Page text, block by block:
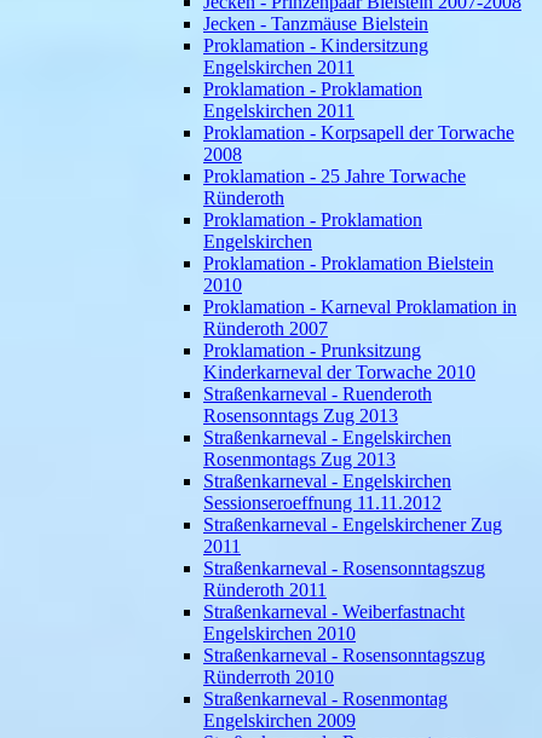
Jecken - Tanzmäuse Bielstein
Proklamation - Kindersitzung
Engelskirchen 2011
Proklamation - Proklamation
Engelskirchen 2011
Proklamation - Korpsapell der Torwache
2008
Proklamation - 25 Jahre Torwache
Ründeroth
Proklamation - Proklamation
Engelskirchen
Proklamation - Proklamation Bielstein
2010
Proklamation - Karneval Proklamation in
Ründeroth 2007
Proklamation - Prunksitzung
Kinderkarneval der Torwache 2010
Straßenkarneval - Ruenderoth
Rosensonntags Zug 2013
Straßenkarneval - Engelskirchen
Rosenmontags Zug 2013
Straßenkarneval - Engelskirchen
Sessionseroeffnung 11.11.2012
Straßenkarneval - Engelskirchener Zug
2011
Straßenkarneval - Rosensonntagszug
Ründeroth 2011
Straßenkarneval - Weiberfastnacht
Engelskirchen 2010
Straßenkarneval - Rosensonntagszug
Ründerroth 2010
Straßenkarneval - Rosenmontag
Engelskirchen 2009